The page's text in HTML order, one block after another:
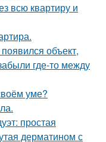
всю квартиру и
объект,
где-то между
уме?
простая
дерматином с